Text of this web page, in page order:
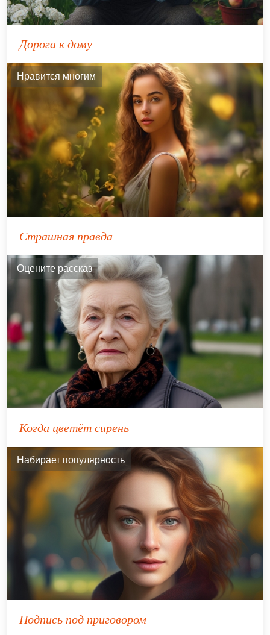
Дорога к дому
Нравится многим
Страшная правда
Оцените рассказ
Когда цветёт сирень
Набирает популярность
Подпись под приговором